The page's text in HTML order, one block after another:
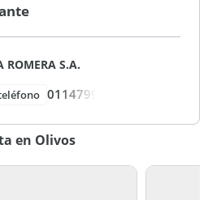
ROMERA S.A.
0114799
en Olivos